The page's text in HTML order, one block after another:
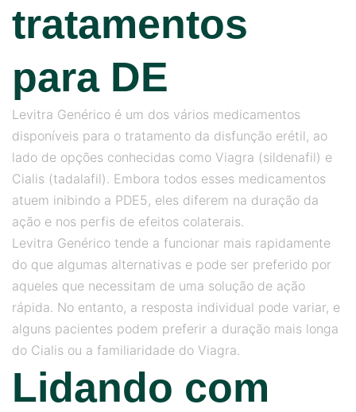
tratamentos
para DE
Levitra Genérico é um dos vários medicamentos
disponíveis para o tratamento da disfunção erétil, ao
lado de opções conhecidas como Viagra (sildenafil) e
Cialis (tadalafil). Embora todos esses medicamentos
atuem inibindo a PDE5, eles diferem na duração da
ação e nos perfis de efeitos colaterais.
Levitra Genérico tende a funcionar mais rapidamente
do que algumas alternativas e pode ser preferido por
aqueles que necessitam de uma solução de ação
rápida. No entanto, a resposta individual pode variar, e
alguns pacientes podem preferir a duração mais longa
do Cialis ou a familiaridade do Viagra.
Lidando com